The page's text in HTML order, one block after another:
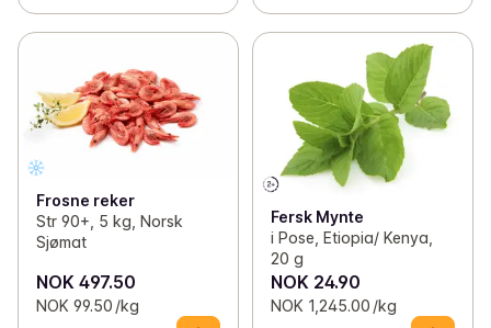
Frosne reker
Str 90+, 5 kg, Norsk
Sjømat
NOK 497.50
NOK 99.50 /kg
Fersk Mynte
i Pose, Etiopia/ Kenya,
20 g
NOK 24.90
NOK 1,245.00 /kg